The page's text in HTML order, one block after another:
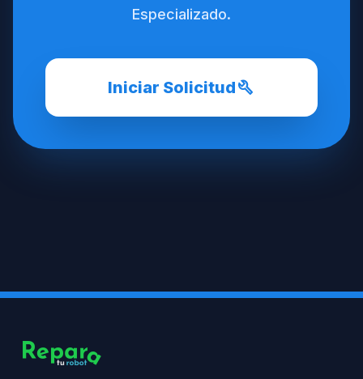
Especializado.
Iniciar Solicitudbuild